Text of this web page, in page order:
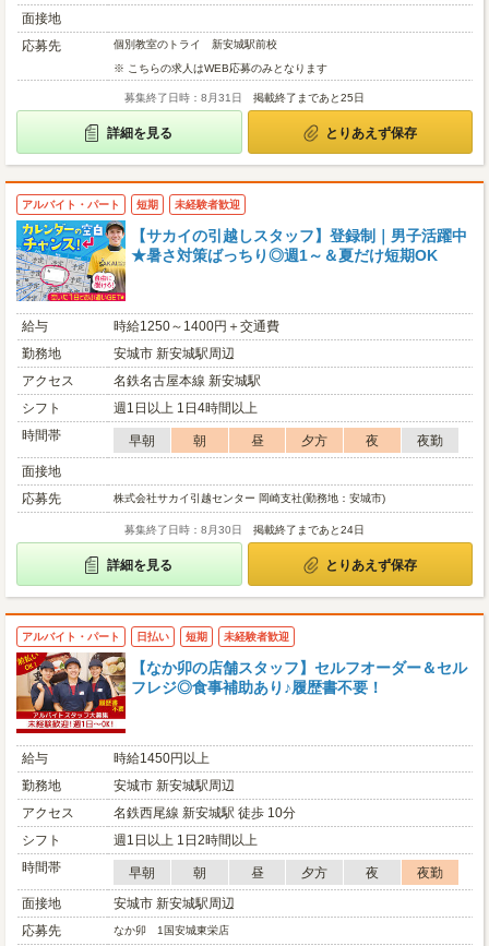
面接地
応募先
個別教室のトライ 新安城駅前校
※ こちらの求人はWEB応募のみとなります
募集終了日時：8月31日 掲載終了まであと25日
詳細を見る とりあえず保存
アルバイト・パート 短期 未経験者歓迎
【サカイの引越しスタッフ】登録制｜男子活躍中
★暑さ対策ばっちり◎週1～＆夏だけ短期OK
給与
時給1250～1400円＋交通費
勤務地
安城市 新安城駅周辺
アクセス
名鉄名古屋本線 新安城駅
シフト
週1日以上 1日4時間以上
時間帯
早朝 朝 昼 夕方 夜
夜勤
面接地
応募先
株式会社サカイ引越センター 岡崎支社(勤務地：安城市)
募集終了日時：8月30日 掲載終了まであと24日
詳細を見る とりあえず保存
アルバイト・パート 日払い 短期 未経験者歓迎
【なか卯の店舗スタッフ】セルフオーダー＆セル
フレジ◎食事補助あり♪履歴書不要！
給与
時給1450円以上
勤務地
安城市 新安城駅周辺
アクセス
名鉄西尾線 新安城駅 徒歩 10分
シフト
週1日以上 1日2時間以上
時間帯
早朝 朝 昼 夕方 夜
夜勤
面接地
安城市 新安城駅周辺
応募先
なか卯 1国安城東栄店